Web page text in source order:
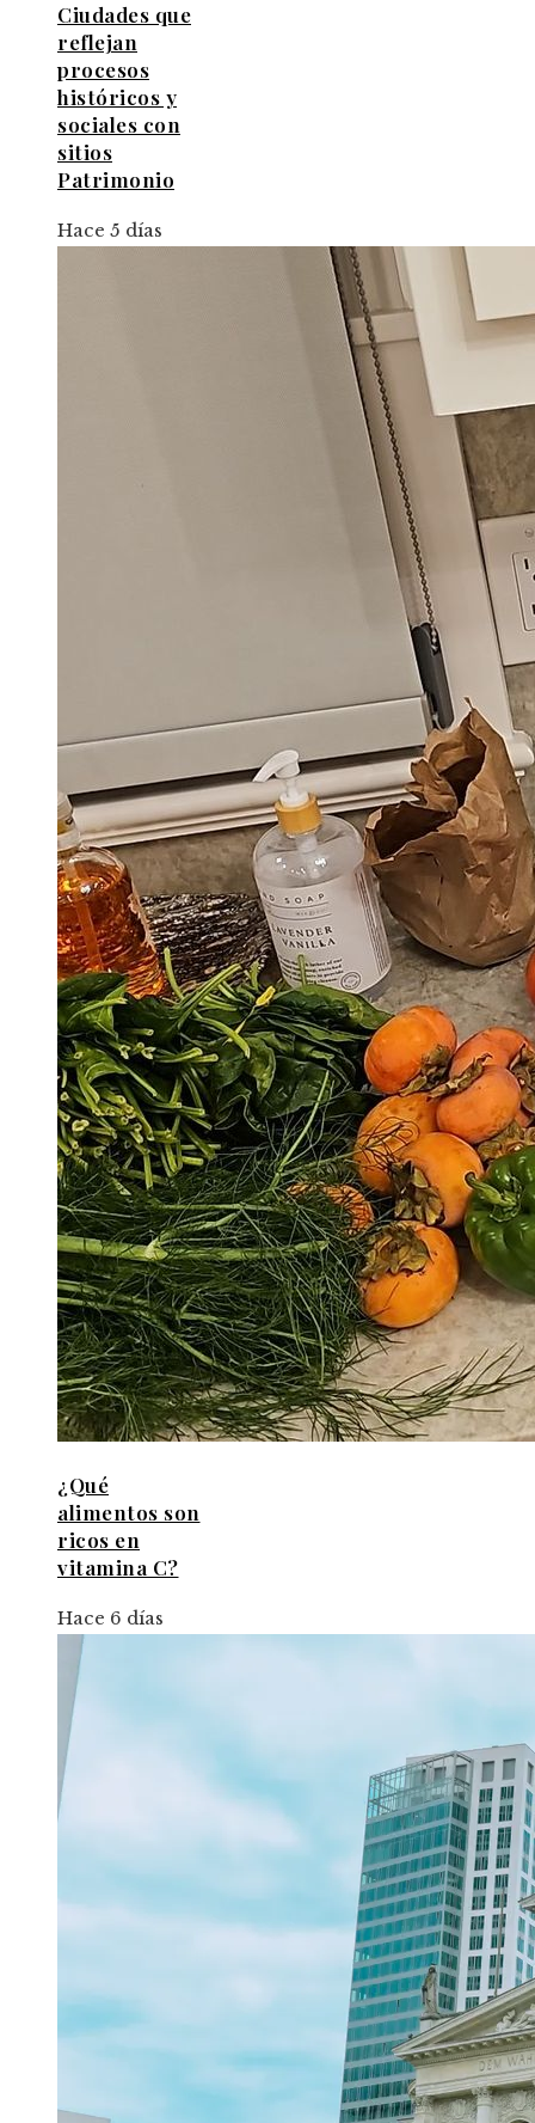
Ciudades que
reflejan
procesos
históricos y
sociales con
sitios
Patrimonio
Hace 5 días
¿Qué
alimentos son
ricos en
vitamina C?
Hace 6 días